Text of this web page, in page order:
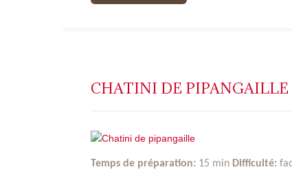
CHATINI DE PIPANGAILLE
Temps de préparation: 15 min Difficulté: